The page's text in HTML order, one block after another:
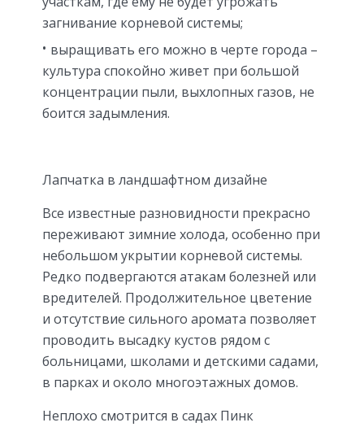
загнивание корневой системы;
выращивать его можно в черте города –
культура спокойно живет при большой
концентрации пыли, выхлопных газов, не
боится задымления.
Лапчатка в ландшафтном дизайне
Все известные разновидности прекрасно
переживают зимние холода, особенно при
небольшом укрытии корневой системы.
Редко подвергаются атакам болезней или
вредителей. Продолжительное цветение
и отсутствие сильного аромата позволяет
проводить высадку кустов рядом с
больницами, школами и детскими садами,
в парках и около многоэтажных домов.
Неплохо смотрится в садах Пинк